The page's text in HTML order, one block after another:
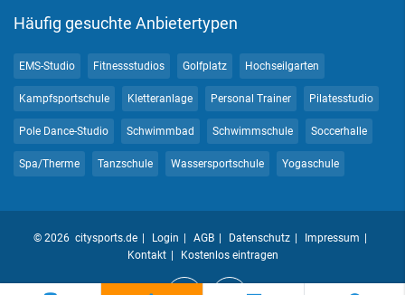
Häufig gesuchte Anbietertypen
EMS-Studio Fitnessstudios Golfplatz Hochseilgarten
Kampfsportschule Kletteranlage Personal Trainer Pilatesstudio
Pole Dance-Studio Schwimmbad Schwimmschule Soccerhalle
Spa/Therme Tanzschule Wassersportschule Yogaschule
© 2026 citysports.de Login AGB Datenschutz
Impressum
Kontakt
Kostenlos eintragen